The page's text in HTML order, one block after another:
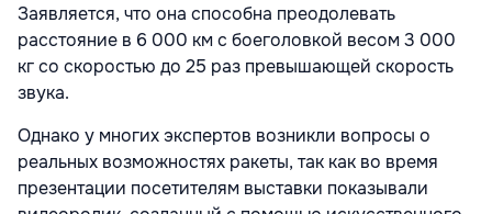
Заявляется, что она способна преодолевать
расстояние в 6 000 км с боеголовкой весом 3 000
кг со скоростью до 25 раз превышающей скорость
звука.
Однако у многих экспертов возникли вопросы о
реальных возможностях ракеты, так как во время
презентации посетителям выставки показывали